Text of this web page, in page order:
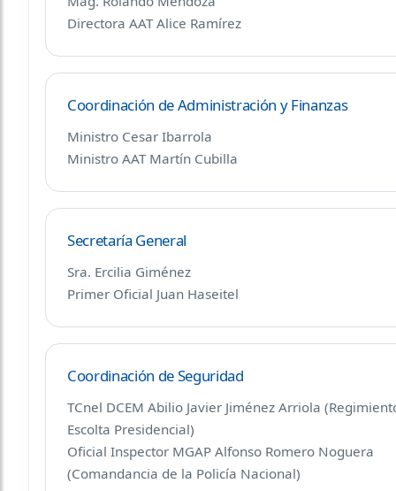
Directora AAT Alice Ramírez
Coordinación de Administración y Finanzas
Ministro Cesar Ibarrola
Ministro AAT Martín Cubilla
Secretaría General
Sra. Ercilia Giménez
Primer Oficial Juan Haseitel
Coordinación de Seguridad
TCnel DCEM Abilio Javier Jiménez Arriola
Escolta Presidencial)
Oficial Inspector MGAP Alfonso Romero Noguera
(Comandancia de la Policía Nacional)